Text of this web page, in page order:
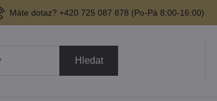
Máte dotaz? +420 725 087 878​ (Po-Pá 8:00-16:00)
Hledat